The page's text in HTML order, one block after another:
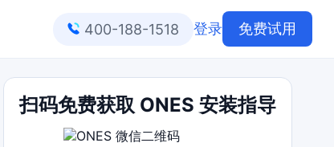
400-188-1518 登录 免费试用
扫码免费获取 ONES 安装指导